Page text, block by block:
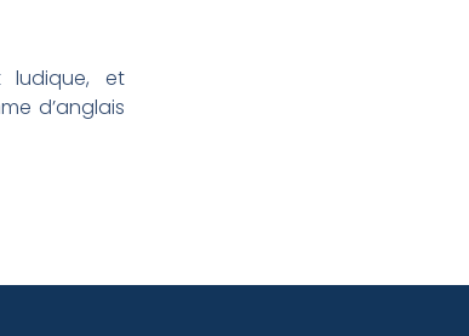
ludique, et
d’anglais